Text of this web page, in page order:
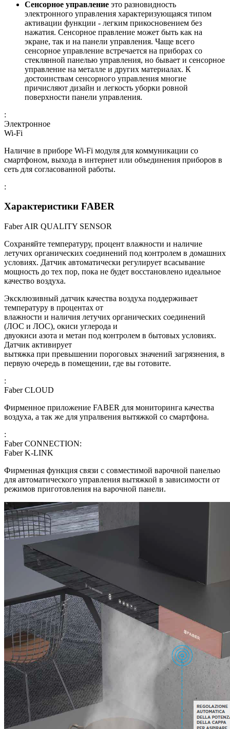
Сенсорное управление это разновидность
электронного управления характеризующаяся типом
активации функции - легким прикосновением без
нажатия. Сенсорное правление может быть как на
экране, так и на панели управления. Чаще всего
сенсорное управление встречается на приборах со
стеклянной панелью управления, но бывает и сенсорное
управление на металле и других материалах. К
достоинствам сенсорного управления многие
причисляют дизайн и легкость уборки ровной
поверхности панели управления.
:
Электронное
Wi-Fi
Наличие в приборе Wi-Fi модуля для коммуникации со
смартфоном, выхода в интернет или объединения приборов в
сеть для согласованной работы.
:
Характеристики FABER
Faber AIR QUALITY SENSOR
Сохраняйте температуру, процент влажности и наличие
летучих органических соединений под контролем в домашних
условиях. Датчик автоматически регулирует всасывание
мощность до тех пор, пока не будет восстановлено идеальное
качество воздуха.
Эксклюзивный датчик качества воздуха поддерживает
температуру в процентах от
влажности и наличия летучих органических соединений
(ЛОС и ЛОС), окиси углерода и
двуокиси азота и метан под контролем в бытовых условиях.
Датчик активирует
вытяжка при превышении пороговых значений загрязнения, в
первую очередь в помещении, где вы готовите.
:
Faber CLOUD
Фирменное приложение FABER для мониторинга качества
воздуха, а так же для упралвения вытяжкой со смартфона.
:
Faber CONNECTION:
Faber K-LINK
Фирменная функция связи с совместимой варочной панелью
для автоматического управления вытяжкой в зависимости от
режимов приготовления на варочной панели.